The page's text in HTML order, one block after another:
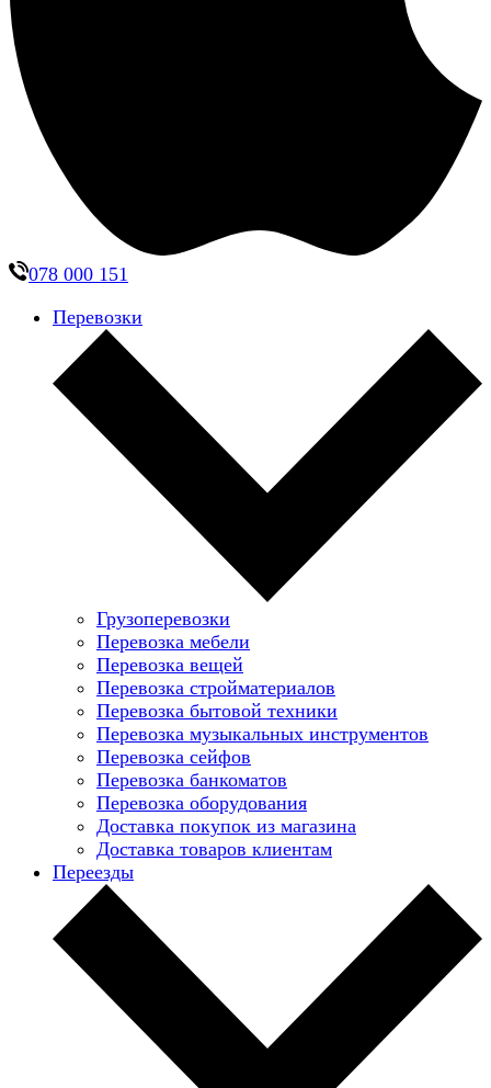
078 000 151
Перевозки
Грузоперевозки
Перевозка мебели
Перевозка вещей
Перевозка стройматериалов
Перевозка бытовой техники
Перевозка музыкальных инструментов
Перевозка сейфов
Перевозка банкоматов
Перевозка оборудования
Доставка покупок из магазина
Доставка товаров клиентам
Переезды